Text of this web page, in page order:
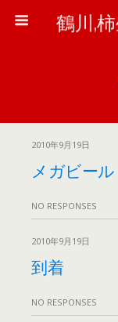
2010年9月19日
メガビール
NO RESPONSES
2010年9月19日
到着
NO RESPONSES